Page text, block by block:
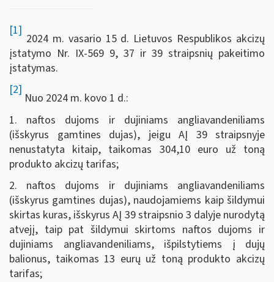
[1]
2024 m. vasario 15 d. Lietuvos Respublikos akcizų
įstatymo Nr. IX-569 9, 37 ir 39 straipsnių pakeitimo
įstatymas.
[2]
Nuo 2024 m. kovo 1 d.:
1. naftos dujoms ir dujiniams angliavandeniliams
(išskyrus gamtines dujas), jeigu AĮ 39 straipsnyje
nenustatyta kitaip, taikomas 304,10 euro už toną
produkto akcizų tarifas;
2. naftos dujoms ir dujiniams angliavandeniliams
(išskyrus gamtines dujas), naudojamiems kaip šildymui
skirtas kuras, išskyrus AĮ 39 straipsnio 3 dalyje nurodytą
atvejį, taip pat šildymui skirtoms naftos dujoms ir
dujiniams angliavandeniliams, išpilstytiems į dujų
balionus, taikomas 13 eurų už toną produkto akcizų
tarifas;